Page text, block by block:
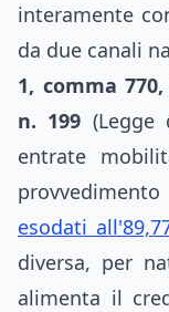
interamente
da due canali
1, comma
n. 199
entrate
esodati
diversa, per
alimenta il